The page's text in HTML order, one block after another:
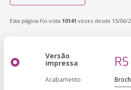
Esta página foi vista 10141 vezes desde 15/06/
Versão
impressa
Acabamento